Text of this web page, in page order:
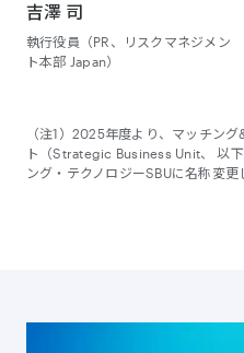
吉澤 司
執行役員（PR、リスクマネジメン
ト本部 Japan）
（注1）2025年度より、マッチン
ト（Strategic Business Unit、 以
ング・テクノロジーSBUに名称変更